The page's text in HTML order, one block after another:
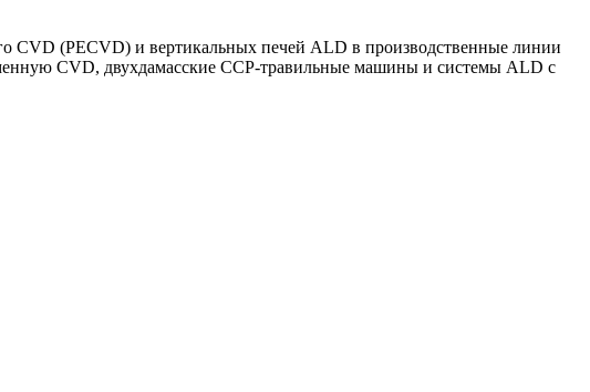
CVD (PECVD) и вертикальных печей ALD в производственные линии
CVD, двухдамасские CCP-травильные машины и системы ALD с